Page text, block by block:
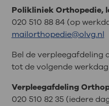
Polikliniek Orthopedie,
020 510 88 84 (op
mailorthopedie@olvg.nl
Bel de verpleegafdeling
tot de volgende
Verpleegafdeling
020 510 82 35 (iedere